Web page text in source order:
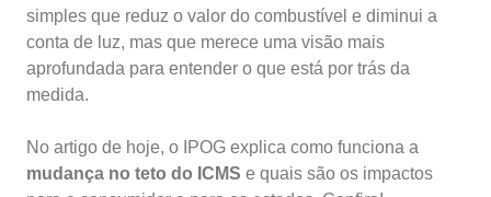
simples que reduz o valor do combustível e diminui a
conta de luz, mas que merece uma visão mais
aprofundada para entender o que está por trás da
medida.
No artigo de hoje, o IPOG explica como funciona a
mudança no teto do ICMS e quais são os impactos